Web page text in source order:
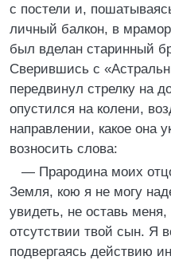
с постели и,
личный балкон, в
был вделан старинный
Сверившись с
передвинул стрелку на
опустился на колени,
направлении, какое она
возносить слова:
— Прародина моих
Земля, кою я не могу
увидеть, не оставь
отсутствии твой сын. Я
подвергаясь действию